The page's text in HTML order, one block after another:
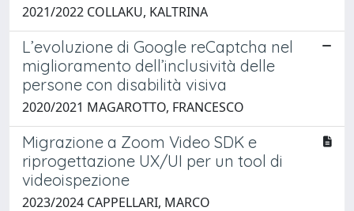
2021/2022 COLLAKU, KALTRINA
L’evoluzione di Google reCaptcha nel
miglioramento dell’inclusività delle
persone con disabilità visiva
2020/2021 MAGAROTTO, FRANCESCO
Migrazione a Zoom Video SDK e
riprogettazione UX/UI per un tool di
videoispezione
2023/2024 CAPPELLARI, MARCO